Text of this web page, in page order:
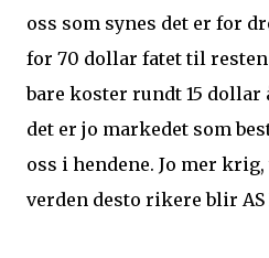
oss som synes det er for
for 70 dollar fatet til
bare koster rundt 15 dollar
det er jo markedet som
oss i hendene. Jo mer
verden desto rikere blir AS